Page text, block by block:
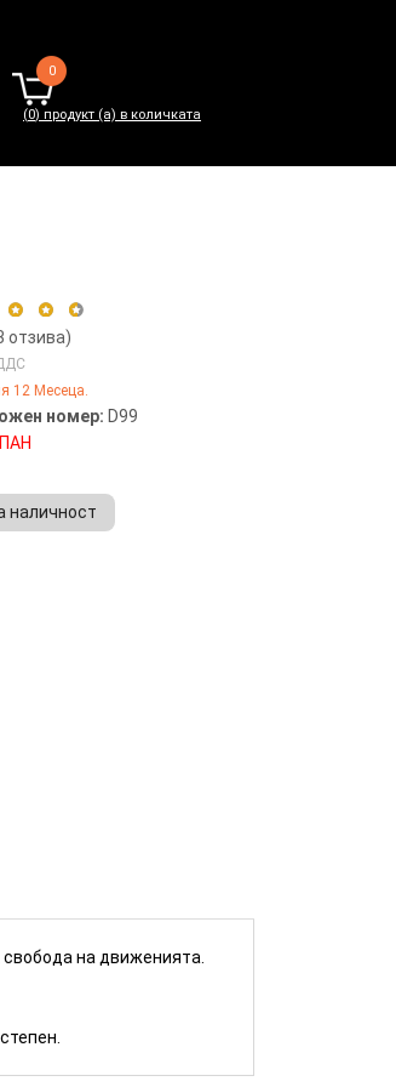
0
(0) продукт (а) в количката
отзива)
12 Месеца.
номер: D99
наличност
на движенията.